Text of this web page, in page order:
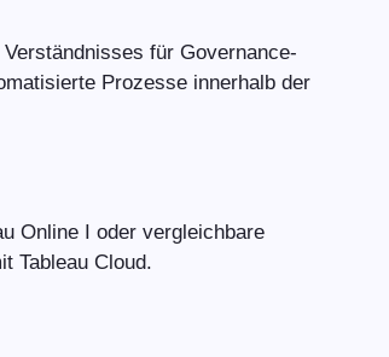
für Governance-
Prozesse innerhalb der
Online I oder vergleichbare
Tableau Cloud.